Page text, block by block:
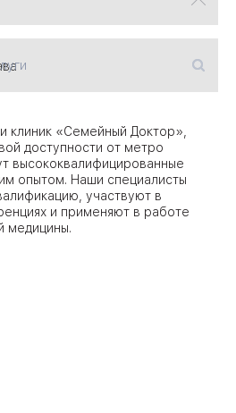
ЗАО
06
12
16
Пражская
Академика
клиник «Семейный Доктор»,
доступности от метро
высококвалифицированные
опытом. Наши специалисты
участвуют в
и применяют в работе
медицины.